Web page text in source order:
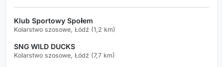
Klub Sportowy Społem
Kolarstwo szosowe, Łódź (1,2 km)
SNG WILD DUCKS
Kolarstwo szosowe, Łódź (7,7 km)